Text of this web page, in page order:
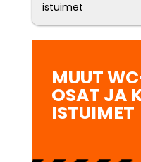
istuimet
MUUT
OSAT JA
ISTUIMET